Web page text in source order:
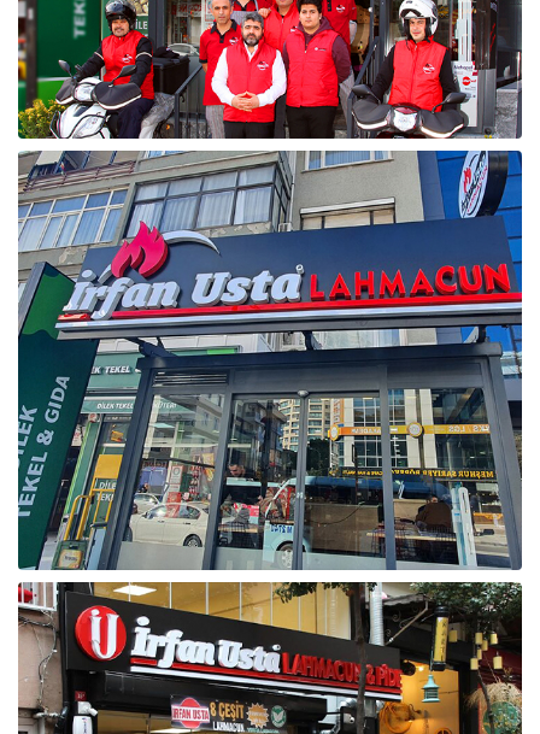
Raf ve Depo Sistemleri
Reklam - Tanıtım - PR ve İnternet
Seyahat - Rent A Car
Tabela - Dijital Baskı